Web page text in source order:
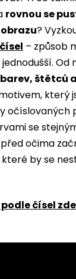
rovnou se
?
­­– způsob
Od
štětců
který
očíslovaných
se
očima
by se
čísel